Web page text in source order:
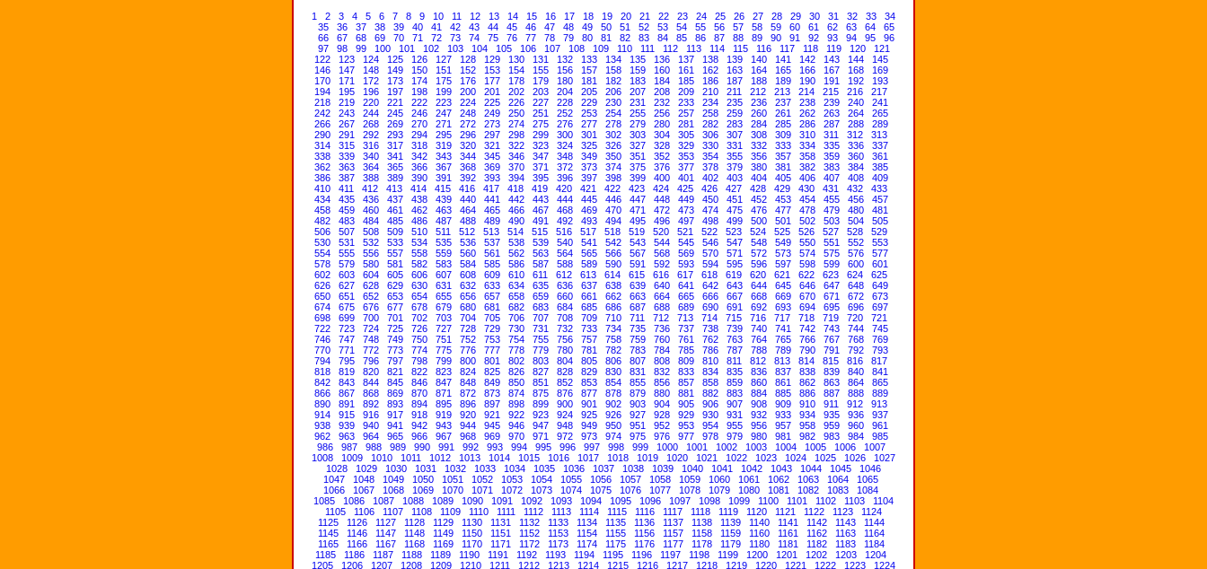
1 2 3 4 5 6 7 8 9 10 11 12 13 14 15 16 17 18 19 20 21 22 23 24 25 26 27 28 29 30 31 32 33
34
35
36 37 38 39 40 41 42 43 44 45 46 47 48 49 50 51 52 53 54 55 56 57 58 59 60 61 62 63 64
65
66
67 68 69 70 71 72 73 74 75 76 77 78 79 80 81 82 83 84 85 86 87 88 89 90 91 92 93 94 95
96
97
98 99 100 101 102 103 104 105 106 107 108 109 110 111 112 113 114 115 116 117 118 119 120
121
122
123 124 125 126 127 128 129 130 131 132 133 134 135 136 137 138 139 140 141 142 143 144
145
146
147 148 149 150 151 152 153 154 155 156 157 158 159 160 161 162 163 164 165 166 167 168
169
170
171 172 173 174 175 176 177 178 179 180 181 182 183 184 185 186 187 188 189 190 191 192
193
194
195 196 197 198 199 200 201 202 203 204 205 206 207 208 209 210 211 212 213 214 215 216
217
218
219 220 221 222 223 224 225 226 227 228 229 230 231 232 233 234 235 236 237 238 239 240
241
242
243 244 245 246 247 248 249 250 251 252 253 254 255 256 257 258 259 260 261 262 263 264
265
266
267 268 269 270 271 272 273 274 275 276 277 278 279 280 281 282 283 284 285 286 287 288
289
290
291 292 293 294 295 296 297 298 299 300 301 302 303 304 305 306 307 308 309 310 311 312
313
314
315 316 317 318 319 320 321 322 323 324 325 326 327 328 329 330 331 332 333 334 335 336
337
338
339 340 341 342 343 344 345 346 347 348 349 350 351 352 353 354 355 356 357 358 359 360
361
362
363 364 365 366 367 368 369 370 371 372 373 374 375 376 377 378 379 380 381 382 383 384
385
386
387 388 389 390 391 392 393 394 395 396 397 398 399 400 401 402 403 404 405 406 407 408
409
410
411 412 413 414 415 416 417 418 419 420 421 422 423 424 425 426 427 428 429 430 431 432
433
434
435 436 437 438 439 440 441 442 443 444 445 446 447 448 449 450 451 452 453 454 455 456
457
458
459 460 461 462 463 464 465 466 467 468 469 470 471 472 473 474 475 476 477 478 479 480
481
482
483 484 485 486 487 488 489 490 491 492 493 494 495 496 497 498 499 500 501 502 503 504
505
506
507 508 509 510 511 512 513 514 515 516 517 518 519 520 521 522 523 524 525 526 527 528
529
530
531 532 533 534 535 536 537 538 539 540 541 542 543 544 545 546 547 548 549 550 551 552
553
554
555 556 557 558 559 560 561 562 563 564 565 566 567 568 569 570 571 572 573 574 575 576
577
578
579 580 581 582 583 584 585 586 587 588 589 590 591 592 593 594 595 596 597 598 599 600
601
602
603 604 605 606 607 608 609 610 611 612 613 614 615 616 617 618 619 620 621 622 623 624
625
626
627 628 629 630 631 632 633 634 635 636 637 638 639 640 641 642 643 644 645 646 647 648
649
650
651 652 653 654 655 656 657 658 659 660 661 662 663 664 665 666 667 668 669 670 671 672
673
674
675 676 677 678 679 680 681 682 683 684 685 686 687 688 689 690 691 692 693 694 695 696
697
698
699 700 701 702 703 704 705 706 707 708 709 710 711 712 713 714 715 716 717 718 719 720
721
722
723 724 725 726 727 728 729 730 731 732 733 734 735 736 737 738 739 740 741 742 743 744
745
746
747 748 749 750 751 752 753 754 755 756 757 758 759 760 761 762 763 764 765 766 767 768
769
770
771 772 773 774 775 776 777 778 779 780 781 782 783 784 785 786 787 788 789 790 791 792
793
794
795 796 797 798 799 800 801 802 803 804 805 806 807 808 809 810 811 812 813 814 815 816
817
818
819 820 821 822 823 824 825 826 827 828 829 830 831 832 833 834 835 836 837 838 839 840
841
842
843 844 845 846 847 848 849 850 851 852 853 854 855 856 857 858 859 860 861 862 863 864
865
866
867 868 869 870 871 872 873 874 875 876 877 878 879 880 881 882 883 884 885 886 887 888
889
890
891 892 893 894 895 896 897 898 899 900 901 902 903 904 905 906 907 908 909 910 911 912
913
914
915 916 917 918 919 920 921 922 923 924 925 926 927 928 929 930 931 932 933 934 935 936
937
938
939 940 941 942 943 944 945 946 947 948 949 950 951 952 953 954 955 956 957 958 959 960
961
962
963 964 965 966 967 968 969 970 971 972 973 974 975 976 977 978 979 980 981 982 983 984
985
986
987 988 989 990 991 992 993 994 995 996 997 998 999 1000 1001 1002 1003 1004 1005 1006
1007
1008
1009 1010 1011 1012 1013 1014 1015 1016 1017 1018 1019 1020 1021 1022 1023 1024 1025 1026
1027
1028
1029 1030 1031 1032 1033 1034 1035 1036 1037 1038 1039 1040 1041 1042 1043 1044 1045
1046
1047
1048 1049 1050 1051 1052 1053 1054 1055 1056 1057 1058 1059 1060 1061 1062 1063 1064
1065
1066
1067 1068 1069 1070 1071 1072 1073 1074 1075 1076 1077 1078 1079 1080 1081 1082 1083
1084
1085
1086 1087 1088 1089 1090 1091 1092 1093 1094 1095 1096 1097 1098 1099 1100 1101 1102 1103
1104
1105
1106 1107 1108 1109 1110 1111 1112 1113 1114 1115 1116 1117 1118 1119 1120 1121 1122 1123
1124
1125
1126 1127 1128 1129 1130 1131 1132 1133 1134 1135 1136 1137 1138 1139 1140 1141 1142 1143
1144
1145
1146 1147 1148 1149 1150 1151 1152 1153 1154 1155 1156 1157 1158 1159 1160 1161 1162 1163
1164
1165
1166 1167 1168 1169 1170 1171 1172 1173 1174 1175 1176 1177 1178 1179 1180 1181 1182 1183
1184
1185
1186 1187 1188 1189 1190 1191 1192 1193 1194 1195 1196 1197 1198 1199 1200 1201 1202 1203
1204
1205
1206 1207 1208 1209 1210 1211 1212 1213 1214 1215 1216 1217 1218 1219 1220 1221 1222 1223 1224